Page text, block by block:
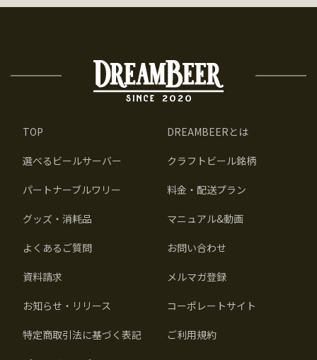
TOP DREAMBEERとは
選べるビールサーバー クラフトビール銘柄
パートナーブルワリー 料金・配送プラン
グッズ・消耗品 マニュアル&動画
よくあるご質問 お問い合わせ
資料請求 メルマガ登録
お知らせ・リリース コーポレートサイト
特定商取引法に基づく表記 ご利用規約